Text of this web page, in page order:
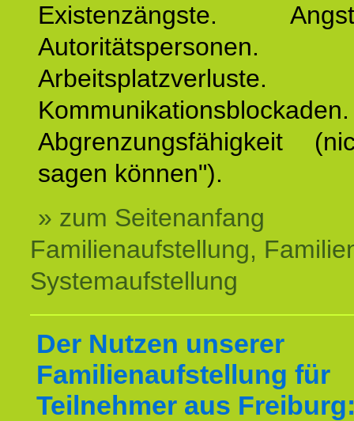
Existenzängste.
Autoritätspersonen.
Arbeitsplatzverluste.
Abgrenzungsfähigkeit
sagen können").
» zum Seitenanfang
Familienaufstellung,
Systemaufstellung
Der Nutzen unserer
Familienaufstellung für
Teilnehmer aus